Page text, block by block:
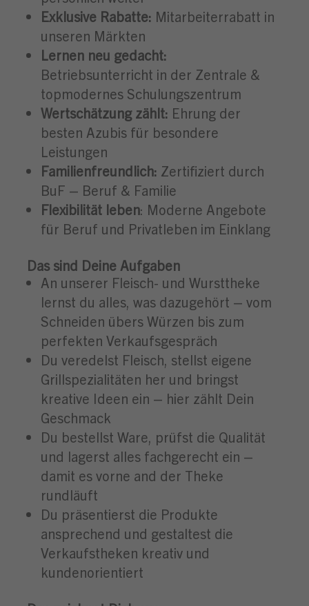
Exklusive Rabatte: Mitarbeiterrabatt in
unseren Märkten
Lernen neu gedacht:
Betriebsunterricht in der Zentrale &
topmodernes Schulungszentrum
Wertschätzung zählt: Ehrung der
besten Azubis für besondere
Leistungen
Familienfreundlich: Zertifiziert durch
BuF – Beruf & Familie
Flexibilität leben: Moderne Angebote
für Beruf und Privatleben im Einklang
Das sind Deine Aufgaben
An unserer Fleisch- und Wursttheke
lernst du alles, was dazugehört – vom
Schneiden übers Würzen bis zum
perfekten Verkaufsgespräch
Du veredelst Fleisch, stellst eigene
Grillspezialitäten her und bringst
kreative Ideen ein – hier zählt Dein
Geschmack
Du bestellst Ware, prüfst die Qualität
und lagerst alles fachgerecht ein –
damit es vorne and der Theke
rundläuft
Du präsentierst die Produkte
ansprechend und gestaltest die
Verkaufstheken kreativ und
kundenorientiert